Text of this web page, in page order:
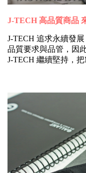
J-TECH 高品質商品
J-TECH 追求永續發
品質要求與品管，因
J-TECH 繼續堅持，